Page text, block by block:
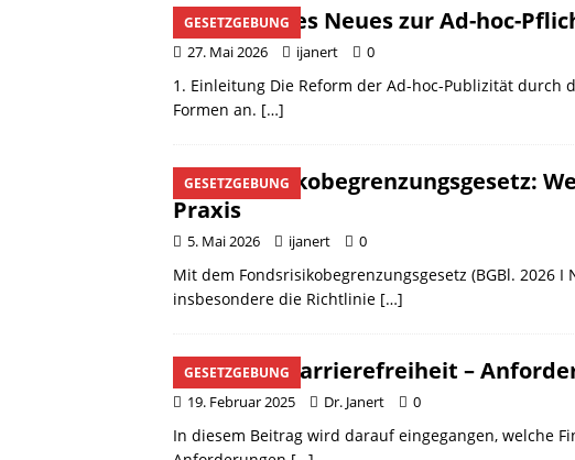
GESETZGEBUNG
Was gibt es Neues zur Ad-hoc-
27. Mai 2026 ijanert 0
1. Einleitung Die Reform der Ad-hoc-Publizität durch
Formen an. […]
GESETZGEBUNG
Fondsrisikobegrenzungsgesetz:
Praxis
5. Mai 2026 ijanert 0
Mit dem Fondsrisikobegrenzungsgesetz (BGBl. 2026
insbesondere die Richtlinie […]
GESETZGEBUNG
Digitale Barrierefreiheit –
19. Februar 2025 Dr. Janert 0
In diesem Beitrag wird darauf eingegangen, welche